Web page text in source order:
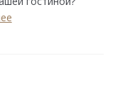
Выбираем